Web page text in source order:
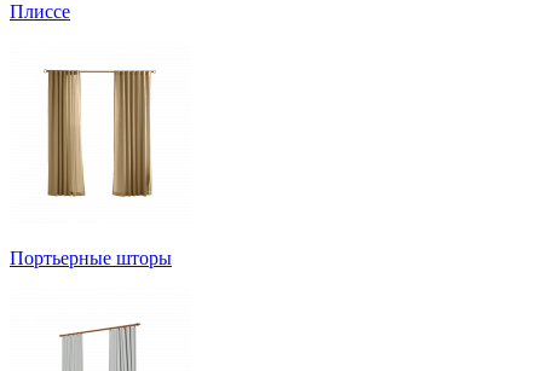
Плиссе
Портьерные шторы